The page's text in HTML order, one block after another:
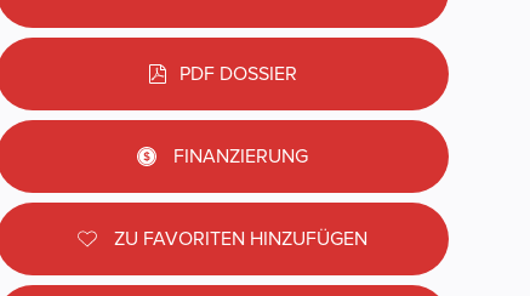
PDF DOSSIER
FINANZIERUNG
ZU FAVORITEN HINZUFÜGEN